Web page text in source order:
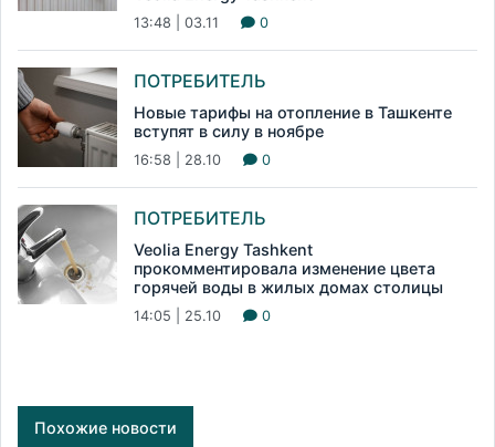
13:48 | 03.11 0
ПОТРЕБИТЕЛЬ
Новые тарифы на отопление в Ташкенте
вступят в силу в ноябре
16:58 | 28.10 0
ПОТРЕБИТЕЛЬ
Veolia Energy Tashkent
прокомментировала изменение цвета
горячей воды в жилых домах столицы
14:05 | 25.10 0
Похожие новости